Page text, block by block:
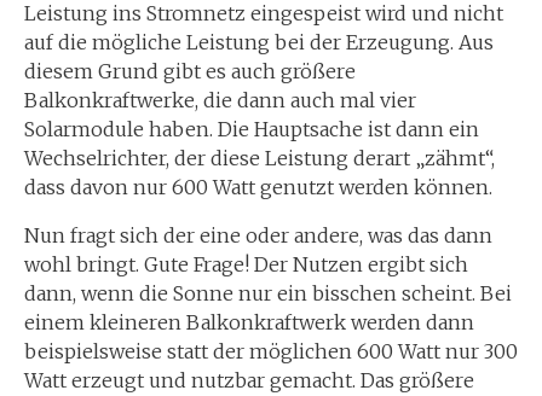
Leistung ins Stromnetz eingespeist wird und nicht
auf die mögliche Leistung bei der Erzeugung. Aus
diesem Grund gibt es auch größere
Balkonkraftwerke, die dann auch mal vier
Solarmodule haben. Die Hauptsache ist dann ein
Wechselrichter, der diese Leistung derart „zähmt“,
dass davon nur 600 Watt genutzt werden können.
Nun fragt sich der eine oder andere, was das dann
wohl bringt. Gute Frage! Der Nutzen ergibt sich
dann, wenn die Sonne nur ein bisschen scheint. Bei
einem kleineren Balkonkraftwerk werden dann
beispielsweise statt der möglichen 600 Watt nur 300
Watt erzeugt und nutzbar gemacht. Das größere